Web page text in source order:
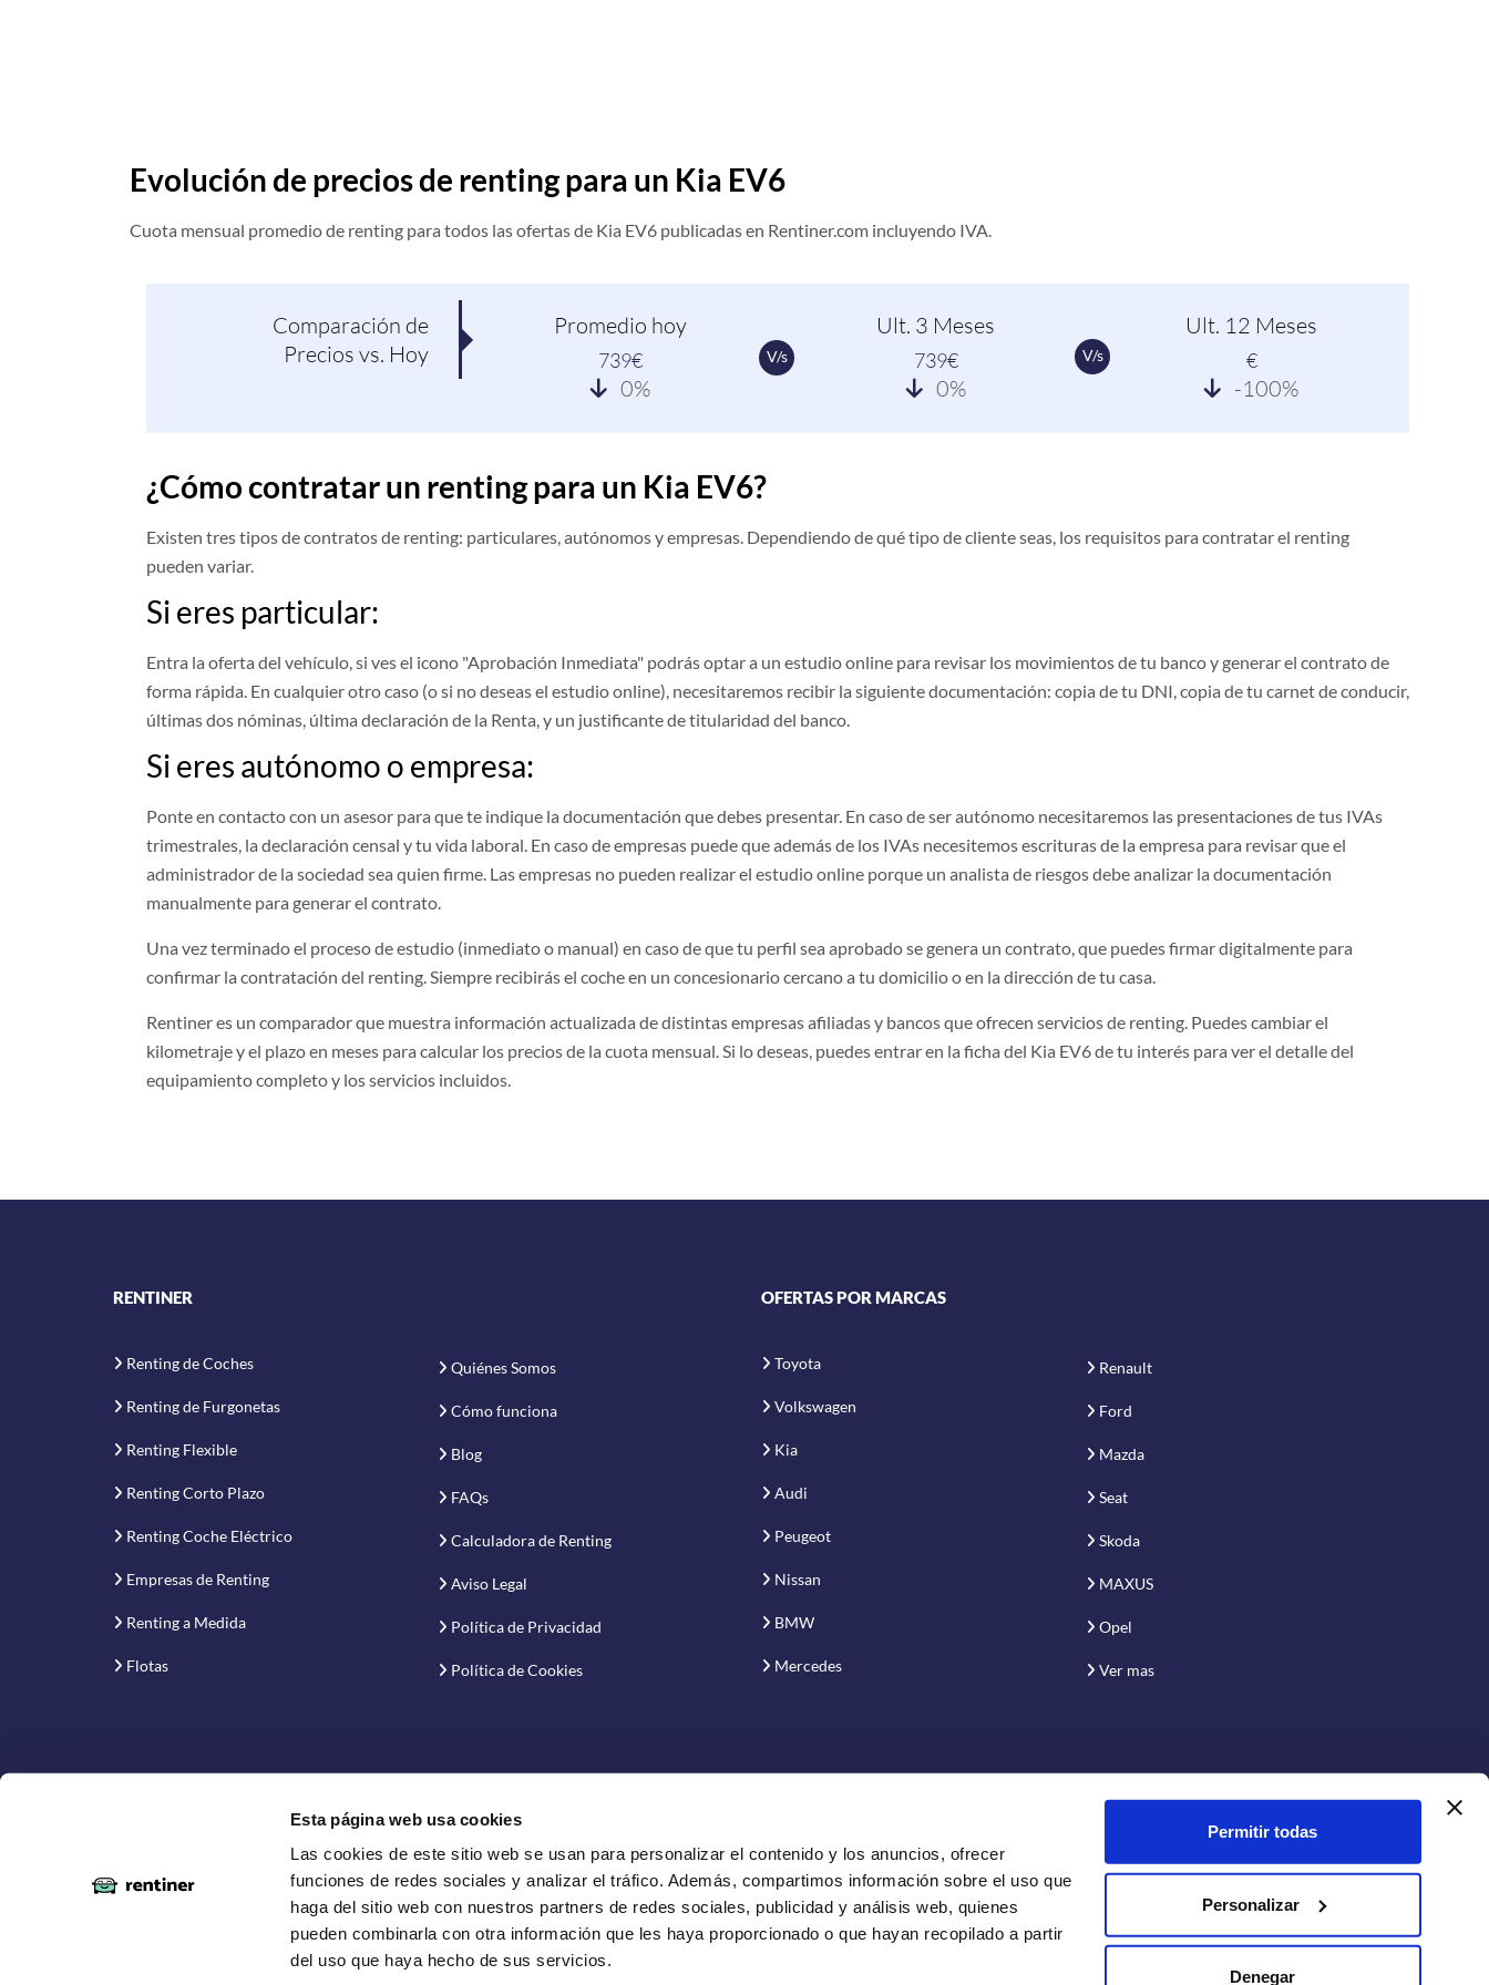
Esta página web usa cookies
Las cookies de este sitio web se usan para personalizar el contenido y los anuncios, ofrecer
funciones de redes sociales y analizar el tráfico. Además, compartimos información sobre el uso que
haga del sitio web con nuestros partners de redes sociales, publicidad y análisis web, quienes
pueden combinarla con otra información que les haya proporcionado o que hayan recopilado a partir
del uso que haya hecho de sus servicios.
Permitir todas
Personalizar
Denegar
Evolución de precios de renting para un Kia EV6
Cuota mensual promedio de renting para todos las ofertas de Kia EV6 publicadas en Rentiner.com incluyendo IVA.
Comparación de
Precios vs. Hoy
Promedio hoy
739€
0%
V/s
Ult. 3 Meses
739€
0%
V/s
Ult. 12 Meses
€
-100%
¿Cómo contratar un renting para un Kia EV6?
Existen tres tipos de contratos de renting: particulares, autónomos y empresas. Dependiendo de qué tipo de cliente seas, los requisitos para contratar el renting
pueden variar.
Si eres particular:
Entra la oferta del vehículo, si ves el icono "Aprobación Inmediata" podrás optar a un estudio online para revisar los movimientos de tu banco y generar el contrato de
forma rápida. En cualquier otro caso (o si no deseas el estudio online), necesitaremos recibir la siguiente documentación: copia de tu DNI, copia de tu carnet de conducir,
últimas dos nóminas, última declaración de la Renta, y un justificante de titularidad del banco.
Si eres autónomo o empresa:
Ponte en contacto con un asesor para que te indique la documentación que debes presentar. En caso de ser autónomo necesitaremos las presentaciones de tus IVAs
trimestrales, la declaración censal y tu vida laboral. En caso de empresas puede que además de los IVAs necesitemos escrituras de la empresa para revisar que el
administrador de la sociedad sea quien firme. Las empresas no pueden realizar el estudio online porque un analista de riesgos debe analizar la documentación
manualmente para generar el contrato.
Una vez terminado el proceso de estudio (inmediato o manual) en caso de que tu perfil sea aprobado se genera un contrato, que puedes firmar digitalmente para
confirmar la contratación del renting. Siempre recibirás el coche en un concesionario cercano a tu domicilio o en la dirección de tu casa.
Rentiner es un comparador que muestra información actualizada de distintas empresas afiliadas y bancos que ofrecen servicios de renting. Puedes cambiar el
kilometraje y el plazo en meses para calcular los precios de la cuota mensual. Si lo deseas, puedes entrar en la ficha del Kia EV6 de tu interés para ver el detalle del
equipamiento completo y los servicios incluidos.
RENTINER
Renting de Coches
Renting de Furgonetas
Renting Flexible
Renting Corto Plazo
Renting Coche Eléctrico
Empresas de Renting
Renting a Medida
Flotas
Quiénes Somos
Cómo funciona
Blog
FAQs
Calculadora de Renting
Aviso Legal
Política de Privacidad
Política de Cookies
OFERTAS POR MARCAS
Toyota
Volkswagen
Kia
Audi
Peugeot
Nissan
BMW
Mercedes
Renault
Ford
Mazda
Seat
Skoda
MAXUS
Opel
Ver mas
Conecta con nosotros:
Proyecto financiado por la Empresa Nacional de Innovación S.A.
Copyright © 2019-2026 Rentiner. Comparador de renting de vehículos.